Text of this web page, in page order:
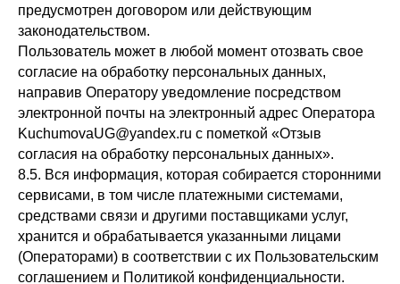
предусмотрен договором или действующим
законодательством.
Пользователь может в любой момент отозвать свое
согласие на обработку персональных данных,
направив Оператору уведомление посредством
электронной почты на электронный адрес Оператора
KuchumovaUG@yandex.ru с пометкой «Отзыв
согласия на обработку персональных данных».
8.5. Вся информация, которая собирается сторонними
сервисами, в том числе платежными системами,
средствами связи и другими поставщиками услуг,
хранится и обрабатывается указанными лицами
(Операторами) в соответствии с их Пользовательским
соглашением и Политикой конфиденциальности.